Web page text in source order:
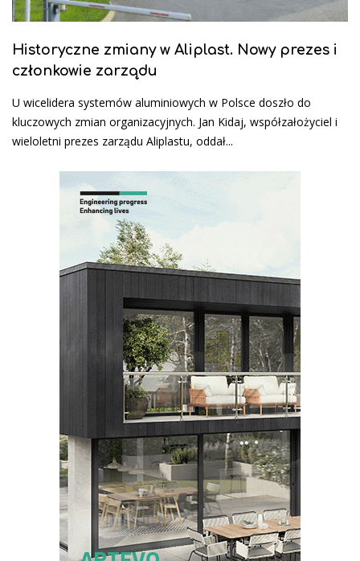
Historyczne zmiany w Aliplast. Nowy prezes i
członkowie zarządu
U wicelidera systemów aluminiowych w Polsce doszło do
kluczowych zmian organizacyjnych. Jan Kidaj, współzałożyciel i
wieloletni prezes zarządu Aliplastu, oddał...